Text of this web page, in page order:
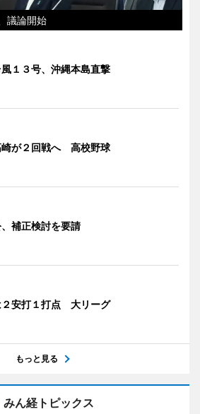
議論開始
１３号、沖縄本島直撃
崎が２回戦へ 高校野球
補正検討を要請
２安打１打点 大リーグ
もっと見る
みん経トピックス